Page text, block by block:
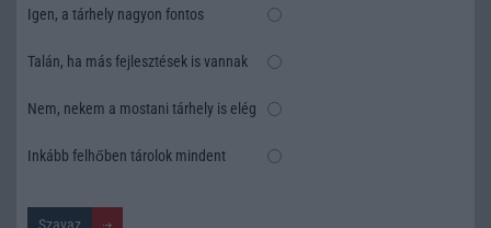
Igen, a tárhely nagyon fontos
Talán, ha más fejlesztések is vannak
Nem, nekem a mostani tárhely is elég
Inkább felhőben tárolok mindent